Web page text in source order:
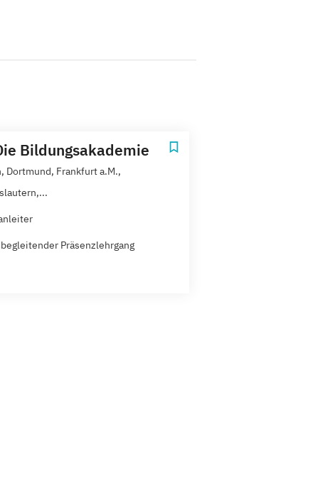
Bildungsakademie
Dortmund, Frankfurt a.M.,
Präsenzlehrgang